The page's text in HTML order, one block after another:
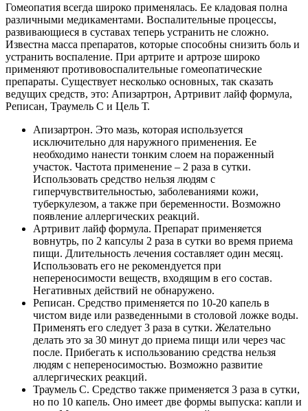
Гомеопатия всегда широко применялась. Ее кладовая полна
различными медикаментами. Воспалительные процессы,
развивающиеся в суставах теперь устранить не сложно.
Известна масса препаратов, которые способны снизить боль и
устранить воспаление. При артрите и артрозе широко
применяют противовоспалительные гомеопатические
препараты. Существует несколько основных, так сказать
ведущих средств, это: Апизартрон, Артривит лайф формула,
Реписан, Траумель С и Цель Т.
Апизартрон. Это мазь, которая используется
исключительно для наружного применения. Ее
необходимо нанести тонким слоем на пораженный
участок. Частота применение – 2 раза в сутки.
Использовать средство нельзя людям с
гиперчувствительностью, заболеваниями кожи,
туберкулезом, а также при беременности. Возможно
появление аллергических реакций.
Артривит лайф формула. Препарат применяется
вовнутрь, по 2 капсулы 2 раза в сутки во время приема
пищи. Длительность лечения составляет один месяц.
Использовать его не рекомендуется при
непереносимости веществ, входящим в его состав.
Негативных действий не обнаружено.
Реписан. Средство применяется по 10-20 капель в
чистом виде или разведенными в столовой ложке воды.
Применять его следует 3 раза в сутки. Желательно
делать это за 30 минут до приема пищи или через час
после. Прибегать к использованию средства нельзя
людям с непереносимостью. Возможно развитие
аллергических реакций.
Траумель С. Средство также применяется 3 раза в сутки,
но по 10 капель. Оно имеет две формы выпуска: капли и